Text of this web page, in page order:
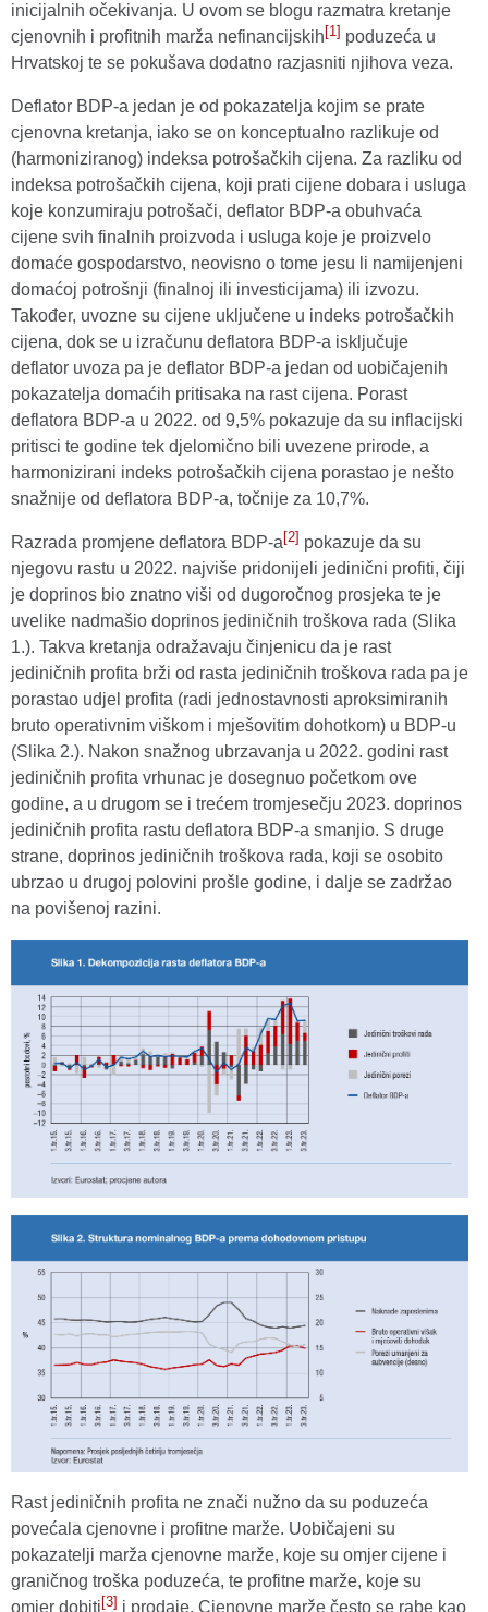
inicijalnih očekivanja. U ovom se blogu razmatra kretanje
cjenovnih i profitnih marža nefinancijskih[1] poduzeća u
Hrvatskoj te se pokušava dodatno razjasniti njihova veza.
Deflator BDP-a jedan je od pokazatelja kojim se prate
cjenovna kretanja, iako se on konceptualno razlikuje od
(harmoniziranog) indeksa potrošačkih cijena. Za razliku od
indeksa potrošačkih cijena, koji prati cijene dobara i usluga
koje konzumiraju potrošači, deflator BDP-a obuhvaća
cijene svih finalnih proizvoda i usluga koje je proizvelo
domaće gospodarstvo, neovisno o tome jesu li namijenjeni
domaćoj potrošnji (finalnoj ili investicijama) ili izvozu.
Također, uvozne su cijene uključene u indeks potrošačkih
cijena, dok se u izračunu deflatora BDP-a isključuje
deflator uvoza pa je deflator BDP-a jedan od uobičajenih
pokazatelja domaćih pritisaka na rast cijena. Porast
deflatora BDP-a u 2022. od 9,5% pokazuje da su inflacijski
pritisci te godine tek djelomično bili uvezene prirode, a
harmonizirani indeks potrošačkih cijena porastao je nešto
snažnije od deflatora BDP-a, točnije za 10,7%.
Razrada promjene deflatora BDP-a[2] pokazuje da su
njegovu rastu u 2022. najviše pridonijeli jedinični profiti, čiji
je doprinos bio znatno viši od dugoročnog prosjeka te je
uvelike nadmašio doprinos jediničnih troškova rada (Slika
1.). Takva kretanja odražavaju činjenicu da je rast
jediničnih profita brži od rasta jediničnih troškova rada pa je
porastao udjel profita (radi jednostavnosti aproksimiranih
bruto operativnim viškom i mješovitim dohotkom) u BDP-u
(Slika 2.). Nakon snažnog ubrzavanja u 2022. godini rast
jediničnih profita vrhunac je dosegnuo početkom ove
godine, a u drugom se i trećem tromjesečju 2023. doprinos
jediničnih profita rastu deflatora BDP-a smanjio. S druge
strane, doprinos jediničnih troškova rada, koji se osobito
ubrzao u drugoj polovini prošle godine, i dalje se zadržao
na povišenoj razini.
Rast jediničnih profita ne znači nužno da su poduzeća
povećala cjenovne i profitne marže. Uobičajeni su
pokazatelji marža cjenovne marže, koje su omjer cijene i
graničnog troška poduzeća, te profitne marže, koje su
omjer dobiti[3] i prodaje. Cjenovne marže često se rabe kao